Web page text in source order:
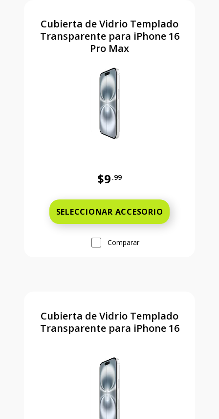
Cubierta de Vidrio Templado
Transparente para iPhone 16
Pro Max
$9 .99
SELECCIONAR ACCESORIO
Comparar
Cubierta de Vidrio Templado
Transparente para iPhone 16